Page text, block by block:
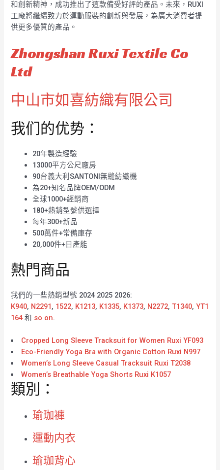
和創新精神，成功推出了這款備受好評的產品。未來，RUXI
工廠將繼續致力於運動服裝的創新與發展，為廣大消費者提
供更多優質的產品。
Zhongshan Ruxi Textile Co
Ltd
中山市如喜紡織有限公司
我们的优势：
20年製造經驗
13000平方公尺廠房
90台義大利SANTONI無縫紡織機
為20+知名品牌OEM/ODM
全球1000+經銷商
180+熱銷型號供選擇
每年300+新品
500萬件+常備庫存
20,000件+日產能
熱門商品
我們的一些熱銷型號 2024 2025 2026:
K940, N2291, 1522, K1213, K1335, K1373, N2272,T1340,YT1
164 和 so on.
Cropped Long Sleeve Tracksuit for Women Ruxi YF093
Eco-Friendly Yoga Bra with Organic Cotton Ruxi N997
Women’s Long Sleeve Casual Tracksuit Ruxi T2038
Women’s Breathable Yoga Shorts Ruxi K1057
類別：
瑜珈褲
運動内衣
瑜珈背心